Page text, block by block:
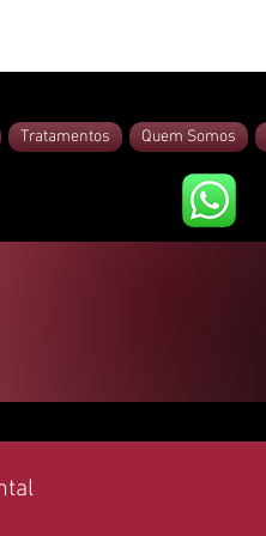
Tratamentos Quem Somos